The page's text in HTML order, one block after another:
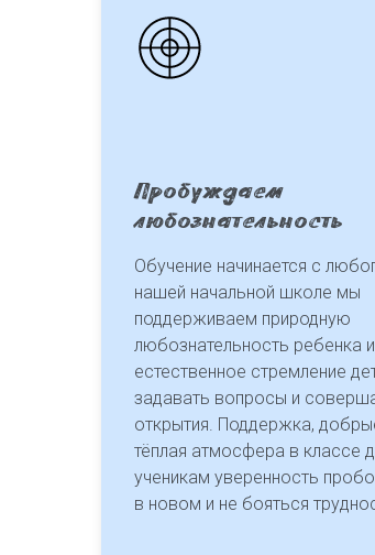
Пробуждаем
любознательность
Обучение начинается с
нашей начальной школе мы
поддерживаем природную
любознательность ребенка и
естественное стремление
задавать вопросы и
открытия. Поддержка,
тёплая атмосфера в классе
ученикам уверенность
в новом и не бояться